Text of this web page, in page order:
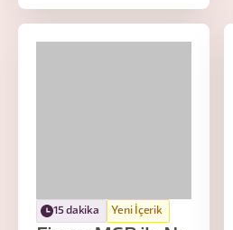
15 dakika Yeni İçerik